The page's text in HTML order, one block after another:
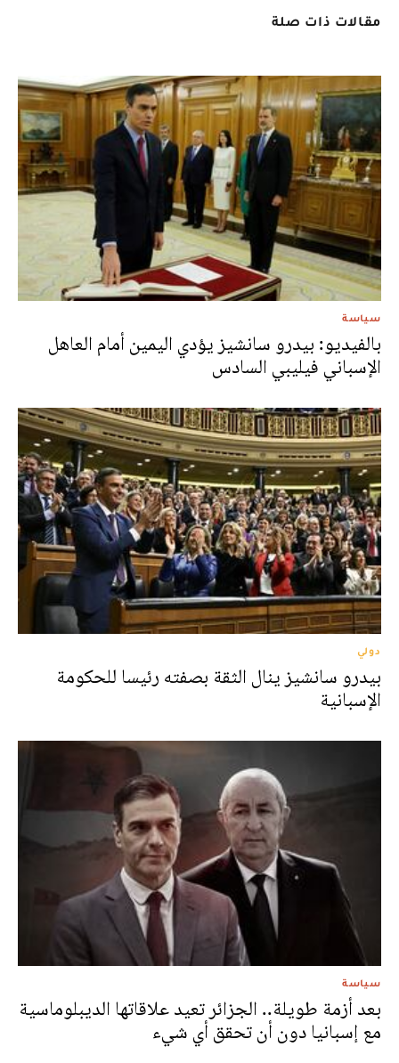
مقالات ذات صلة
سياسة
بالفيديو: بيدرو سانشيز يؤدي اليمين أمام العاهل
الإسباني فيليبي السادس
دولي
بيدرو سانشيز ينال الثقة بصفته رئيسا للحكومة
الإسبانية
سياسة
بعد أزمة طويلة.. الجزائر تعيد علاقاتها الديبلوماسية
مع إسبانيا دون أن تحقق أي شيء